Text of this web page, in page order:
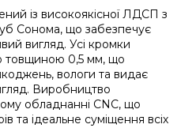
із високоякісної ЛДСП з
Сонома, що забезпечує
вигляд. Усі кромки
товщиною 0,5 мм, що
вологи та видає
Виробництво
обладнанні CNC, що
та ідеальне суміщення всіх